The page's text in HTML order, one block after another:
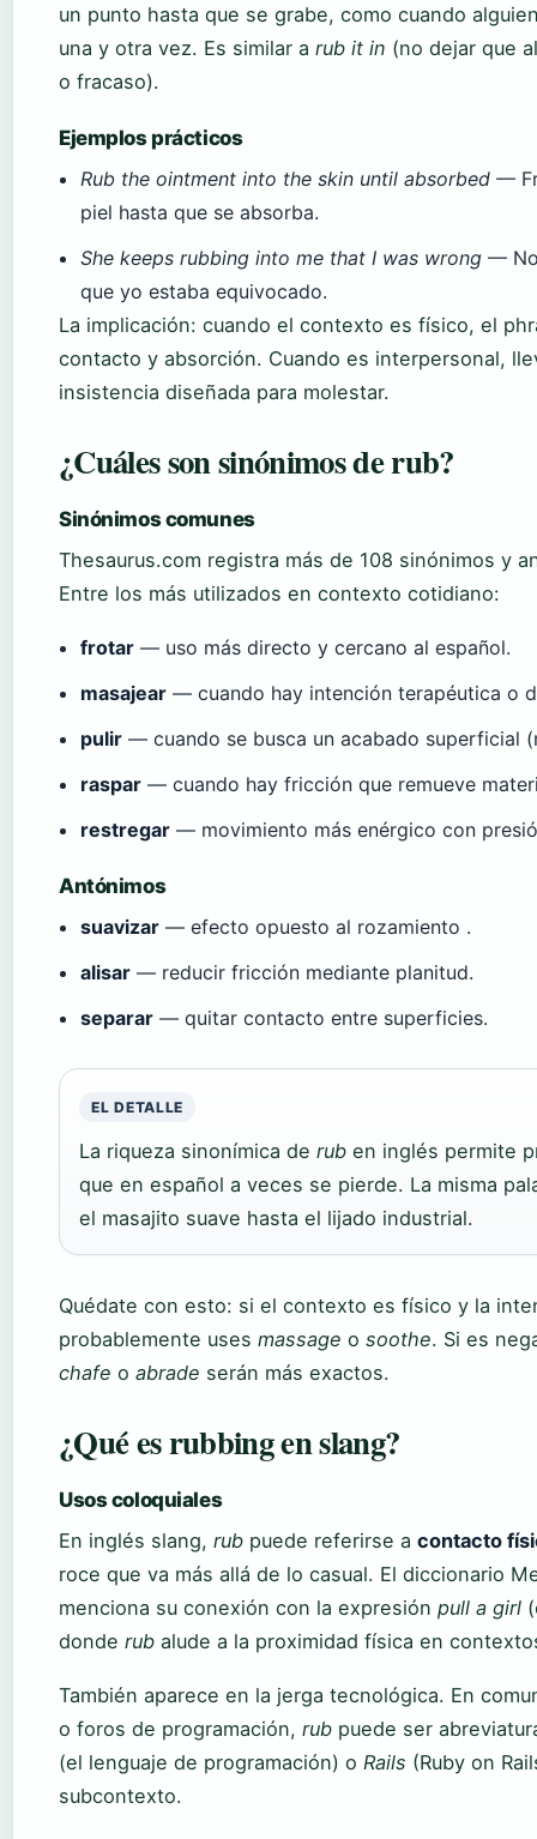
un punto hasta que se grabe, como cuando
una y otra vez. Es similar a rub it in (no dejar que
o fracaso).
Ejemplos prácticos
Rub the ointment into the skin until absorbed —
piel hasta que se absorba.
She keeps rubbing into me that I was wrong —
que yo estaba equivocado.
La implicación: cuando el contexto es físico, el
contacto y absorción. Cuando es interpersonal,
insistencia diseñada para molestar.
¿Cuáles son sinónimos de rub?
Sinónimos comunes
Thesaurus.com registra más de 108 sinónimos y
Entre los más utilizados en contexto cotidiano:
frotar — uso más directo y cercano al español.
masajear — cuando hay intención terapéutica o
pulir — cuando se busca un acabado superficial
raspar — cuando hay fricción que remueve
restregar — movimiento más enérgico con
Antónimos
suavizar — efecto opuesto al rozamiento .
alisar — reducir fricción mediante planitud.
separar — quitar contacto entre superficies.
EL DETALLE
La riqueza sinonímica de rub en inglés permite
que en español a veces se pierde. La misma
el masajito suave hasta el lijado industrial.
Quédate con esto: si el contexto es físico y la
probablemente uses massage o soothe. Si es
chafe o abrade serán más exactos.
¿Qué es rubbing en slang?
Usos coloquiales
En inglés slang, rub puede referirse a contacto
roce que va más allá de lo casual. El diccionario
menciona su conexión con la expresión pull a girl
donde rub alude a la proximidad física en
También aparece en la jerga tecnológica. En
o foros de programación, rub puede ser
(el lenguaje de programación) o Rails (Ruby on
subcontexto.